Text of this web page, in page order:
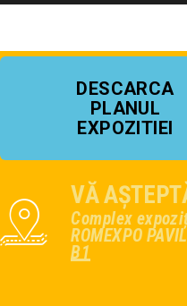
DESCARCA
PLANUL
EXPOZITIEI
VĂ
Complex
ROMEXPO
B1